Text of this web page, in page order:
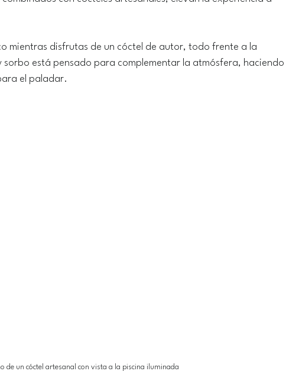
mientras disfrutas de un cóctel de autor, todo frente a la
está pensado para complementar la atmósfera, haciendo
el paladar.
de un cóctel artesanal con vista a la piscina iluminada